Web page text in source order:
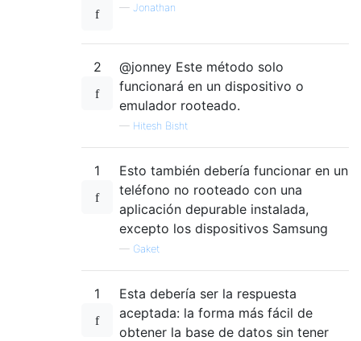
— Jonathan
2
@jonney Este método solo
funcionará en un dispositivo o
emulador rooteado.
— Hitesh Bisht
1
Esto también debería funcionar en un
teléfono no rooteado con una
aplicación depurable instalada,
excepto los dispositivos Samsung
— Gaket
1
Esta debería ser la respuesta
aceptada: la forma más fácil de
obtener la base de datos sin tener